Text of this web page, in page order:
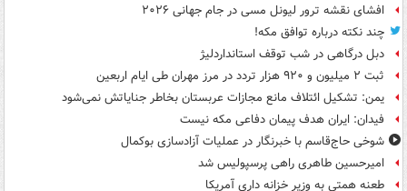
افشای نقشه ترور لیونل مسی در جام جهانی ۲۰۲۶
چند نکته درباره توافق مکه!
دبل درگاهی در شب توقف استانداردلیژ
ثبت ۲ میلیون و ۹۲۰ هزار تردد در مرز مهران طی ایام اربعین
یمن: تشکیل ائتلاف مانع مجازات عربستان بخاطر جنایاتش نمی‌شود
فیدان: ایران هدف پیمان دفاعی مکه نیست
شوخی حاج‌قاسم با خبرنگار در عملیات آزادسازی بوکمال
امیرحسین طاهری راهی پرسپولیس شد
طعنه همتی به وزیر خزانه داری آمریکا